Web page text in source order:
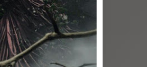
Descubre el Pastel